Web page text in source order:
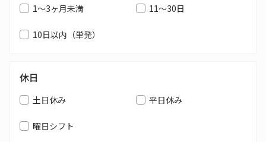
1～3ヶ月未満 11～30日
10日以内（単発）
休日
土日休み 平日休み
曜日シフト